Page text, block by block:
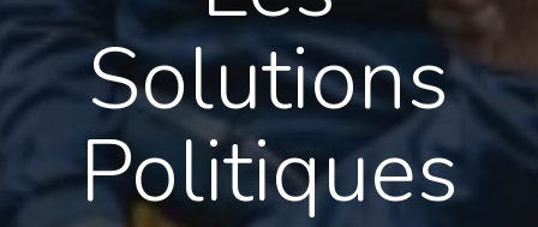
Solutions
Politiques